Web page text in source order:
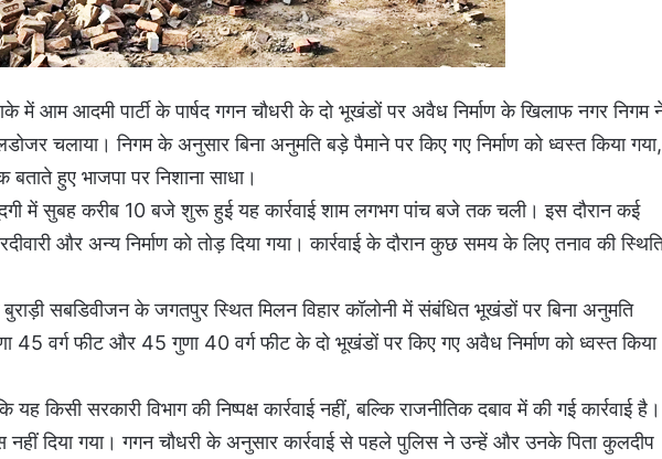
में आम आदमी पार्टी के पार्षद गगन चौधरी के दो भूखंडों पर अवैध निर्माण के खिलाफ नगर निगम
चलाया। निगम के अनुसार बिना अनुमति बड़े पैमाने पर किए गए निर्माण को ध्वस्त किया गया,
बताते हुए भाजपा पर निशाना साधा।
में सुबह करीब 10 बजे शुरू हुई यह कार्रवाई शाम लगभग पांच बजे तक चली। इस दौरान कई
और अन्य निर्माण को तोड़ दिया गया। कार्रवाई के दौरान कुछ समय के लिए तनाव की
सबडिवीजन के जगतपुर स्थित मिलन विहार कॉलोनी में संबंधित भूखंडों पर बिना अनुमति
45 वर्ग फीट और 45 गुणा 40 वर्ग फीट के दो भूखंडों पर किए गए अवैध निर्माण को ध्वस्त किया
यह किसी सरकारी विभाग की निष्पक्ष कार्रवाई नहीं, बल्कि राजनीतिक दबाव में की गई कार्रवाई है।
नहीं दिया गया। गगन चौधरी के अनुसार कार्रवाई से पहले पुलिस ने उन्हें और उनके पिता कुलदीप